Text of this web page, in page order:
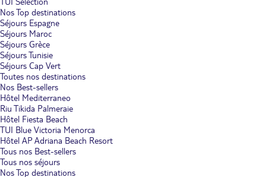
Nos Top destinations
Séjours Espagne
Séjours Maroc
Séjours Grèce
Séjours Tunisie
Séjours Cap Vert
Toutes nos destinations
Nos Best-sellers
Hôtel Mediterraneo
Riu Tikida Palmeraie
Hôtel Fiesta Beach
TUI Blue Victoria Menorca
Hôtel AP Adriana Beach Resort
Tous nos Best-sellers
Tous nos séjours
Nos Top destinations